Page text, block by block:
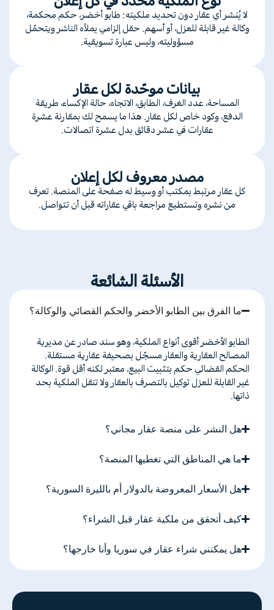
لا يُنشر أي عقار دون تحديد ملكيته: طابو أخضر، حكم محكمة،
وكالة غير قابلة للعزل، أو أسهم. حقل إلزامي يملأه الناشر ويتحمّل
مسؤوليته، وليس عبارة تسويقية.
بيانات موحّدة لكل عقار
المساحة، عدد الغرف، الطابق، الاتجاه، حالة الإكساء، طريقة
الدفع، وكود خاص لكل عقار. هذا ما يسمح لك بمقارنة عشرة
عقارات في عشر دقائق بدل عشرة اتصالات.
مصدر معروف لكل إعلان
كل عقار مرتبط بمكتب أو وسيط له صفحة على المنصة. تعرف
من نشره وتستطيع مراجعة باقي عقاراته قبل أن تتواصل.
الأسئلة الشائعة
ما الفرق بين الطابو الأخضر والحكم القضائي والوكالة؟
الطابوالأخضر أقوى أنواعالملكية،وهوسندصادر عنمديرية
المصالحالعقاريةوالعقار مسجّل بصحيفةعقاريةمستقلة.
الحكمالقضائي حكمبتثبيتالبيع،معتبر لكنهأقل قوة.الوكالة
غير القابلةللعزل توكيل بالتصرفبالعقار ولاتنقل الملكيةبحد
ذاتها.
هل النشر على منصة عقار مجاني؟
ما هي المناطق التي تغطيها المنصة؟
هل الأسعار المعروضة بالدولار أم بالليرة السورية؟
كيف أتحقق من ملكية عقار قبل الشراء؟
هل يمكنني شراء عقار في سوريا وأنا خارجها؟